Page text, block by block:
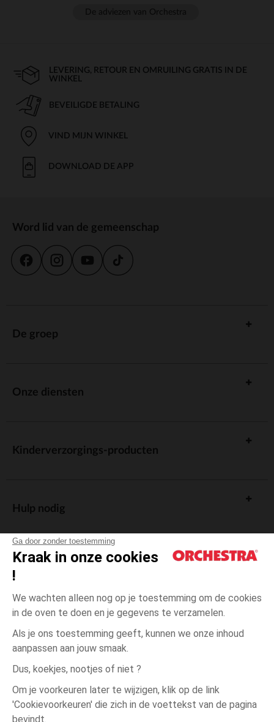
Ga door zonder toestemming
Kraak in onze cookies
!
We wachten alleen nog op je toestemming om de cookies
in de oven te doen en je gegevens te verzamelen.
Als je ons toestemming geeft, kunnen we onze inhoud
aanpassen aan jouw smaak.
Dus, koekjes, nootjes of niet ?
Om je voorkeuren later te wijzigen, klik op de link
'Cookievoorkeuren' die zich in de voettekst van de pagina
bevindt.
Roze Roze
één
LEVERING, RETOUR EN OMRUILING GRATIS IN DE
WINKEL
BEVEILIGDE BETALING
VIND MIJN WINKEL
DOWNLOAD DE APP
Word lid van de gemeenschap
De groep
Onze diensten
Kinderverzorgings-producten
Hulp nodig
Algemene verkoopsvoorwaarden
Wettelijke bepalingen
Persoonsgegevens